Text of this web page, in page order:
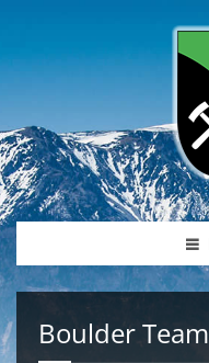
Boulder